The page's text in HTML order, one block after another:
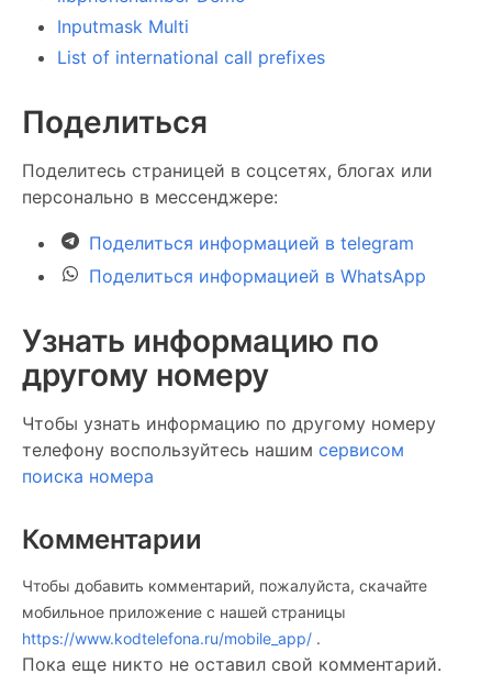
Inputmask Multi
List of international call prefixes
Поделиться
Поделитесь страницей в соцсетях, блогах или
персонально в мессенджере:
Поделиться информацией в telegram
Поделиться информацией в WhatsApp
Узнать информацию по
другому номеру
Чтобы узнать информацию по другому номеру
телефону воспользуйтесь нашим сервисом
поиска номера
Комментарии
Чтобы добавить комментарий, пожалуйста, скачайте
мобильное приложение c нашей страницы
https://www.kodtelefona.ru/mobile_app/ .
Пока еще никто не оставил свой комментарий.